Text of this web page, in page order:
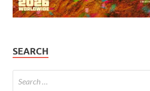
SEARCH